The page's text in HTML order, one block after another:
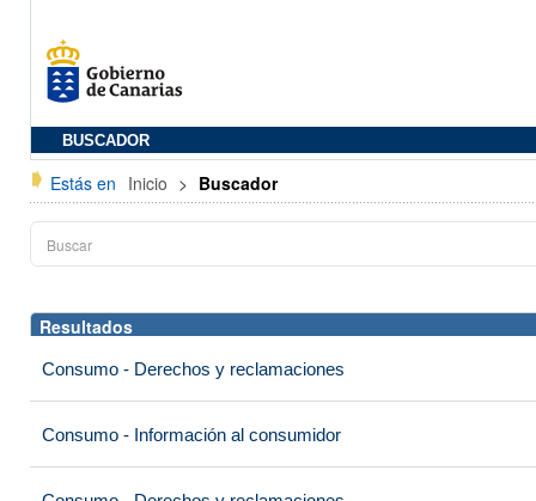
BUSCADOR
Estás en Inicio > Buscador
Resultados
Consumo - Derechos y reclamaciones
Consumo - Información al consumidor